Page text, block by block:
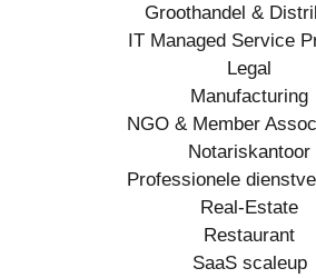
Groothandel &
IT Managed Service
Legal
Manufacturing
NGO & Member
Notariskantoor
Professionele
Real-Estate
Restaurant
SaaS scaleup